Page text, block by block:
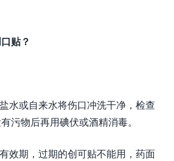
贴？
水或自来水将伤口冲洗干净，检查
污物后再用碘伏或酒精消毒。
效期，过期的创可贴不能用，药面